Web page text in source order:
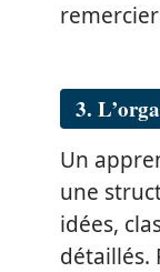
3.
Un
une
idées,
détaillés.